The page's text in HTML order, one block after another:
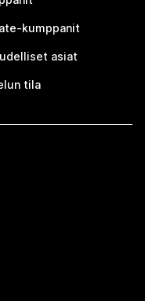
kumppanit
asiat
tila